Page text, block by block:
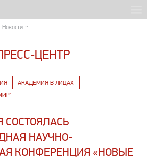
Новости ::
ЦЕНТР
АКАДЕМИЯ В ЛИЦАХ
СОСТОЯЛАСЬ
НАУЧНО-
КОНФЕРЕНЦИЯ «НОВЫЕ